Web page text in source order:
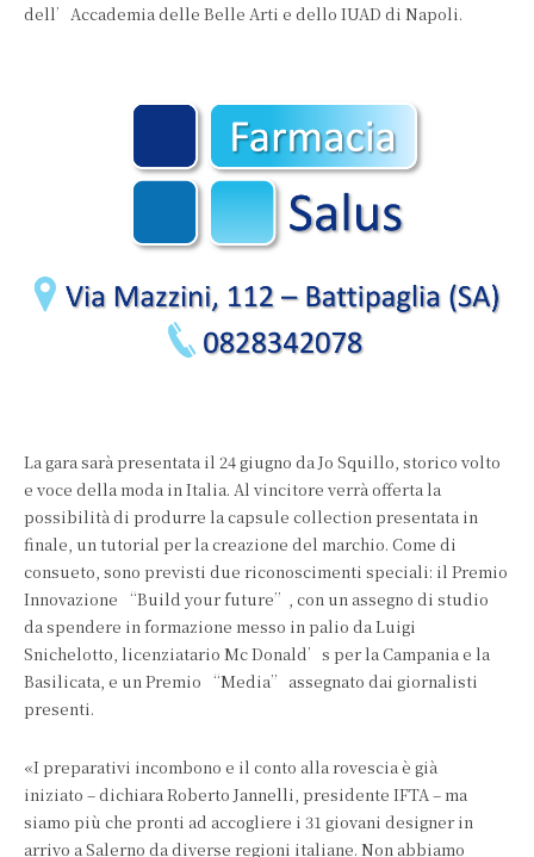
dell’Accademia delle Belle Arti e dello IUAD di Napoli.
La gara sarà presentata il 24 giugno da Jo Squillo, storico volto
e voce della moda in Italia. Al vincitore verrà offerta la
possibilità di produrre la capsule collection presentata in
finale, un tutorial per la creazione del marchio. Come di
consueto, sono previsti due riconoscimenti speciali: il Premio
Innovazione “Build your future”, con un assegno di studio
da spendere in formazione messo in palio da Luigi
Snichelotto, licenziatario Mc Donald’s per la Campania e la
Basilicata, e un Premio “Media” assegnato dai giornalisti
presenti.
«I preparativi incombono e il conto alla rovescia è già
iniziato – dichiara Roberto Jannelli, presidente IFTA – ma
siamo più che pronti ad accogliere i 31 giovani designer in
arrivo a Salerno da diverse regioni italiane. Non abbiamo